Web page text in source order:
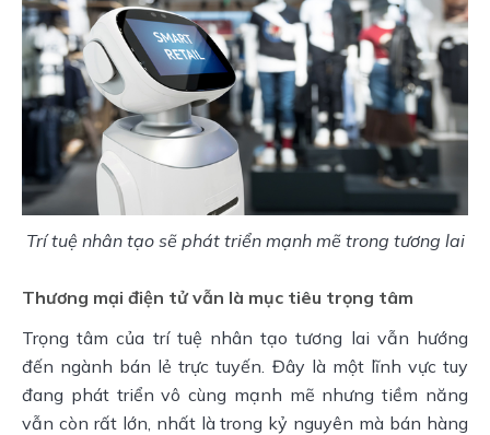
Trí tuệ nhân tạo sẽ phát triển mạnh mẽ trong tương lai
Thương mại điện tử vẫn là mục tiêu trọng tâm
Trọng tâm của trí tuệ nhân tạo tương lai vẫn hướng
đến ngành bán lẻ trực tuyến. Đây là một lĩnh vực tuy
đang phát triển vô cùng mạnh mẽ nhưng tiềm năng
vẫn còn rất lớn, nhất là trong kỷ nguyên mà bán hàng